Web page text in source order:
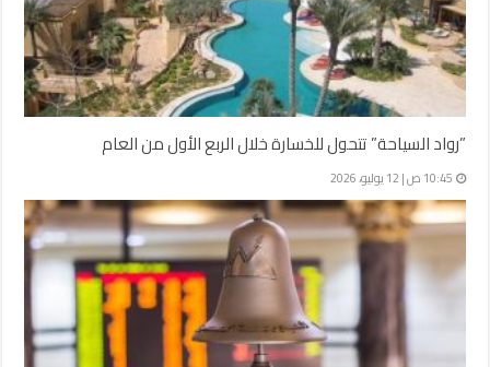
​”رواد السياحة” تتحول للخسارة خلال الربع الأول من العام
10:45 ص | 12 يوليو، 2026